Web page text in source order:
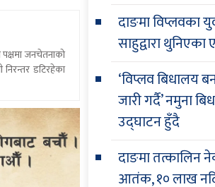
पक्षमा जनचेतनाको
डटिरहेका
दाङमा विप्लवका
साहुद्वारा थुनिएका
‘विप्लव बिधालय
जारी गर्दै’ नमुना
उद्घाटन हुँदै
दाङमा तत्कालिन
आतंक, १० लाख